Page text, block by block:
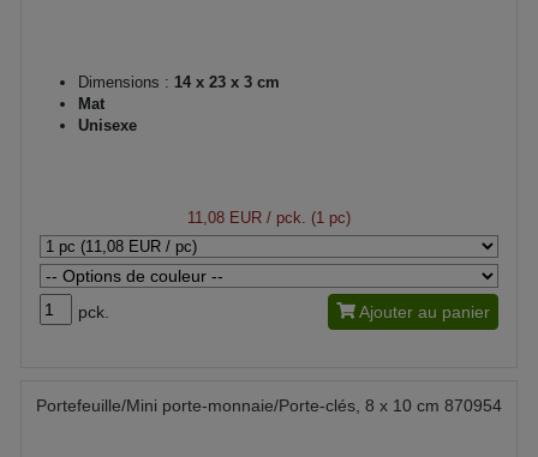
Dimensions : 14 x 23 x 3 cm
Mat
Unisexe
11,08 EUR / pck. (1 pc)
pck. Ajouter au panier
Portefeuille/Mini porte-monnaie/Porte-clés, 8 x 10 cm 870954